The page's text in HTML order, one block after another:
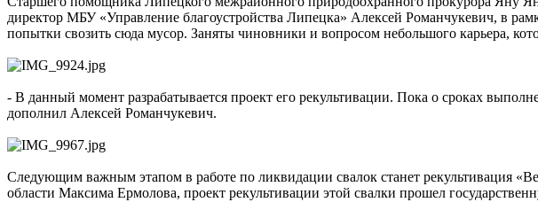
директор МБУ «Управление благоустройства Липецка» Алексей Романчукевич, в
попытки свозить сюда мусор. Заняты чиновники и вопросом небольшого карьера,
- В данный момент разрабатывается проект его рекультивации. Пока о сроках
дополнил Алексей Романчукевич.
Следующим важным этапом в работе по ликвидации свалок станет рекультивация
области Максима Ермолова, проект рекультивации этой свалки прошел